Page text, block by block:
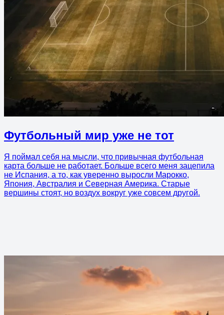
Футбольный мир уже не тот
Я поймал себя на мысли, что привычная футбольная
карта больше не работает. Больше всего меня зацепила
не Испания, а то, как уверенно выросли Марокко,
Япония, Австралия и Северная Америка. Старые
вершины стоят, но воздух вокруг уже совсем другой.